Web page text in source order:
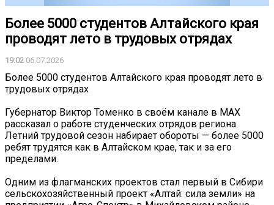
Более 5000 студентов Алтайского края
проводят лето в трудовых отрядах
19:02 06.07.2026
Более 5000 студентов Алтайского края проводят лето в
трудовых отрядах
Губернатор Виктор Томенко в своём канале в МАХ
рассказал о работе студенческих отрядов региона.
Летний трудовой сезон набирает обороты — более 5000
ребят трудятся как в Алтайском крае, так и за его
пределами.
Одним из флагманских проектов стал первый в Сибири
сельскохозяйственный проект «Алтай: сила земли» на